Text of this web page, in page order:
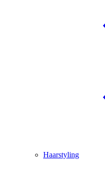
Haarstyling